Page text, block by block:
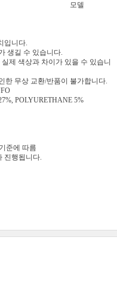
모델
입니다.
생길 수 있습니다.
제 색상과 차이가 있을 수 있습니
한 무상 교환/반품이 불가합니다.
POLYURETHANE 5%
준에 따름
진행됩니다.